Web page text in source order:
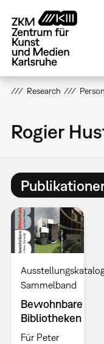
zum
Inhalt
Research
Rogier
Sammelband
Bewohnbare
Bibliotheken
Für Peter